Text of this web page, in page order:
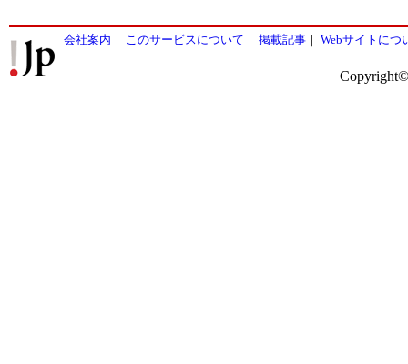
会社案内 ｜ このサービスについて ｜ 掲載記事 ｜ Webサイトにつ